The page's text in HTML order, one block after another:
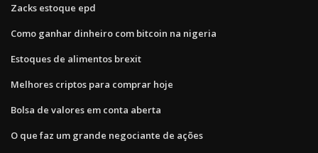
Zacks estoque epd
Como ganhar dinheiro com bitcoin na nigeria
Estoques de alimentos brexit
Melhores criptos para comprar hoje
Bolsa de valores em conta aberta
O que faz um grande negociante de ações